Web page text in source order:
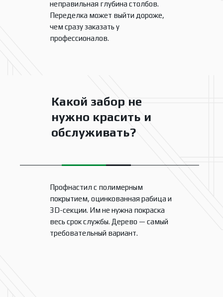
неправильная глубина столбов.
Переделка может выйти дороже,
чем сразу заказать у
профессионалов.
Профнастил с полимерным
покрытием, оцинкованная рабица и
3D-секции. Им не нужна покраска
весь срок службы. Дерево — самый
требовательный вариант.
Какой забор не
нужно красить и
обслуживать?